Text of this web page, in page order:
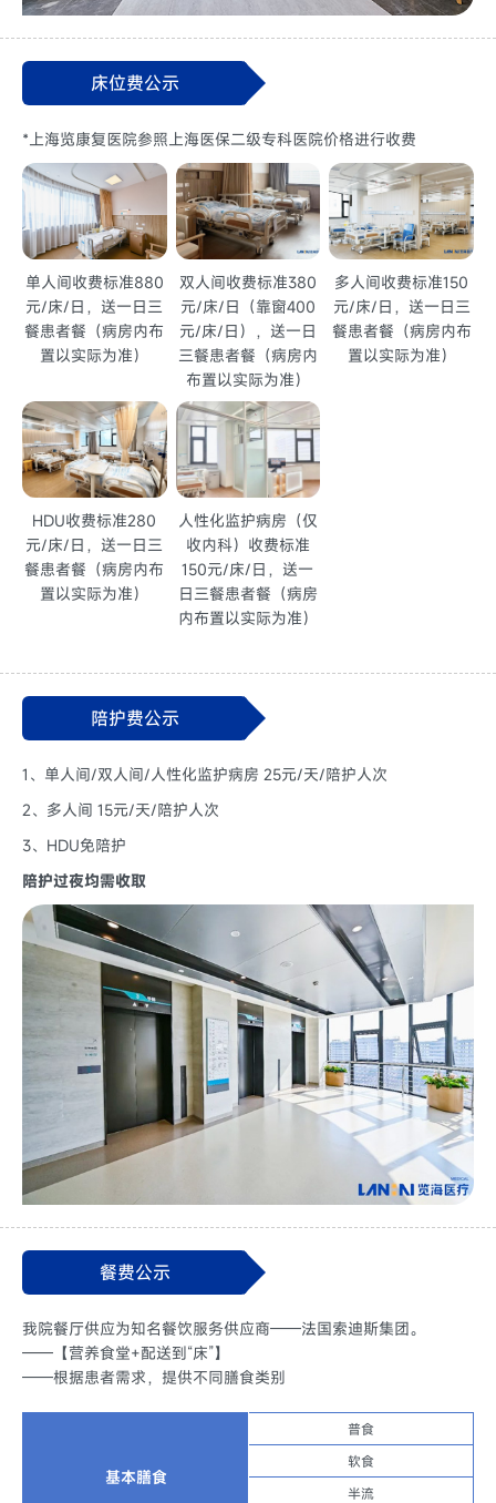
床位费公示
*上海览康复医院参照上海医保二级专科医院价格进行收费
单人间收费标准880
元/床/日，送一日三
餐患者餐（病房内布
置以实际为准）
双人间收费标准380
元/床/日（靠窗400
元/床/日），送一日
三餐患者餐（病房内
布置以实际为准）
多人间收费标准150
元/床/日，送一日三
餐患者餐（病房内布
置以实际为准）
HDU收费标准280
元/床/日，送一日三
餐患者餐（病房内布
置以实际为准）
人性化监护病房（仅
收内科）收费标准
150元/床/日，送一
日三餐患者餐（病房
内布置以实际为准）
陪护费公示
1、单人间/双人间/人性化监护病房 25元/天/陪护人次
2、多人间 15元/天/陪护人次
3、HDU免陪护
陪护过夜均需收取
餐费公示
我院餐厅供应为知名餐饮服务供应商——法国索迪斯集团。
——【营养食堂+配送到“床”】
——根据患者需求，提供不同膳食类别
基本膳食
普食
软食
半流